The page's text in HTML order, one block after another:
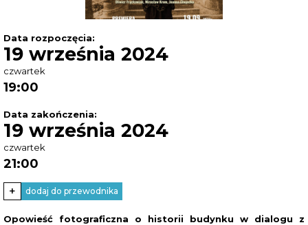
Data rozpoczęcia:
19 września 2024
czwartek
19:00
Data zakończenia:
19 września 2024
czwartek
21:00
+ dodaj do przewodnika
Opowieść fotograficzna o historii budynku w dialogu z